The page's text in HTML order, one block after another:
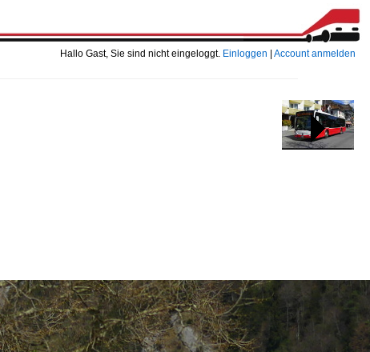
Hallo Gast, Sie sind nicht eingeloggt. Einloggen Account anmelden